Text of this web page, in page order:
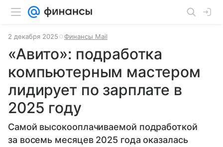
2 декабря 2025 Финансы Mail
«Авито»: подработка
компьютерным мастером
лидирует по зарплате в
2025 году
Самой высокооплачиваемой подработкой
за восемь месяцев 2025 года оказалась